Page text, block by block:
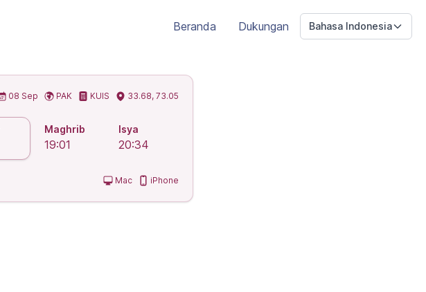
Beranda Dukungan Bahasa Indonesia
08 Sep PAK KUIS 33.68, 73.05
Maghrib
19:01
Isya
20:34
Mac iPhone